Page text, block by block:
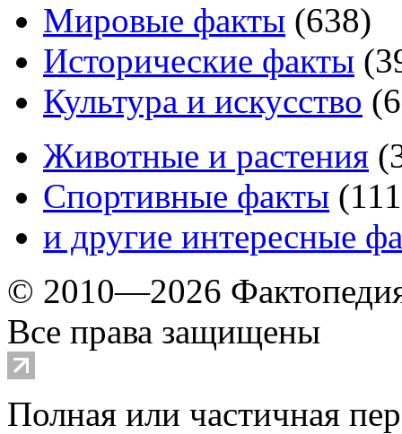
Мировые факты (638)
Исторические факты (
Культура и искусство (
Животные и растения (
Спортивные факты (111
и другие интересные
© 2010—2026
Все права защищены
Полная или частичная